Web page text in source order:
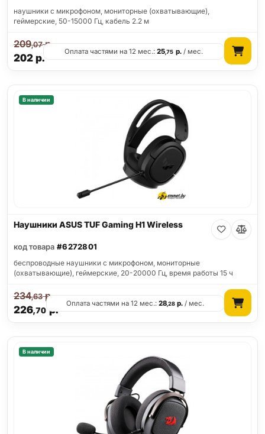
наушники с микрофоном, мониторные (охватывающие),
геймерские, 50-15000 Гц, кабель 2.2 м
202р.
209,07р.
Оплата частями на 12 мес.:25,75 р./ мес.
В наличии
Наушники ASUS TUF Gaming H1 Wireless
код товара #6272801
беспроводные наушники с микрофоном, мониторные
(охватывающие), геймерские, 20-20000 Гц, время работы 15 ч
226,70р.
234,63р.
Оплата частями на 12 мес.:28,28 р. / мес.
В наличии